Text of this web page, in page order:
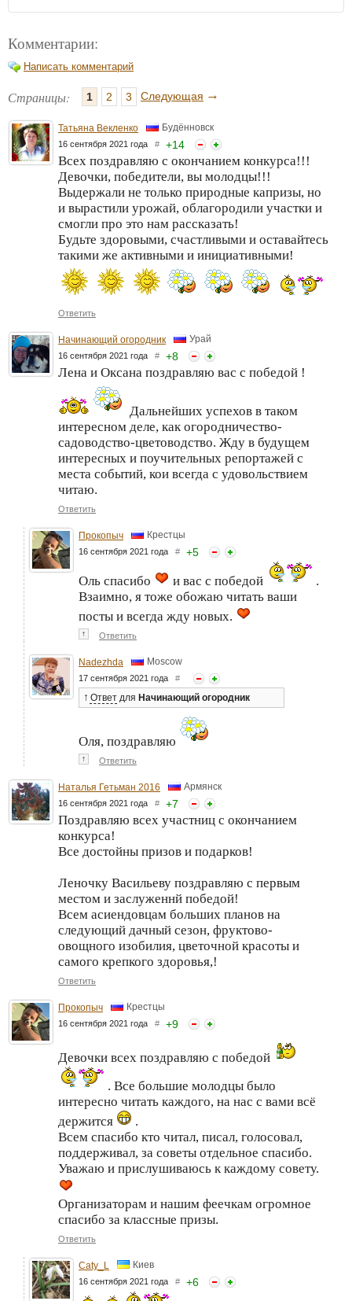
Комментарии:
Написать комментарий
Страницы: 1 2 3 Следующая →
Татьяна Векленко Будённовск
16 сентября 2021 года # +14
Всех поздравляю с окончанием конкурса!!!
Девочки, победители, вы молодцы!!!
Выдержали не только природные капризы, но
и вырастили урожай, облагородили участки и
смогли про это нам рассказать!
Будьте здоровыми, счастливыми и оставайтесь
такими же активными и инициативными!
Ответить
Начинающий огородник Урай
16 сентября 2021 года # +8
Лена и Оксана поздравляю вас с победой !
Дальнейших успехов в таком
интересном деле, как огородничество-
садоводство-цветоводство. Жду в будущем
интересных и поучительных репортажей с
места событий, кои всегда с удовольствием
читаю.
Ответить
Прокопыч Крестцы
16 сентября 2021 года # +5
Оль спасибо и вас с победой
.
Взаимно, я тоже обожаю читать ваши
посты и всегда жду новых.
↑ Ответить
Nadezhda Moscow
17 сентября 2021 года #
↑ Ответ для Начинающий огородник
Оля, поздравляю
↑ Ответить
Наталья Гетьман 2016 Армянск
16 сентября 2021 года # +7
Поздравляю всех участниц с окончанием
конкурса!
Все достойны призов и подарков!
Леночку Васильеву поздравляю с первым
местом и заслуженнй победой!
Всем асиендовцам больших планов на
следующий дачный сезон, фруктово-
овощного изобилия, цветочной красоты и
самого крепкого здоровья,!
Ответить
Прокопыч Крестцы
16 сентября 2021 года # +9
Девочки всех поздравляю с победой
. Все большие молодцы было
интересно читать каждого, на нас с вами всё
держится
.
Всем спасибо кто читал, писал, голосовал,
поддерживал, за советы отдельное спасибо.
Уважаю и прислушиваюсь к каждому совету.
Организаторам и нашим феечкам огромное
спасибо за классные призы.
Ответить
Caty_L Киев
16 сентября 2021 года # +6